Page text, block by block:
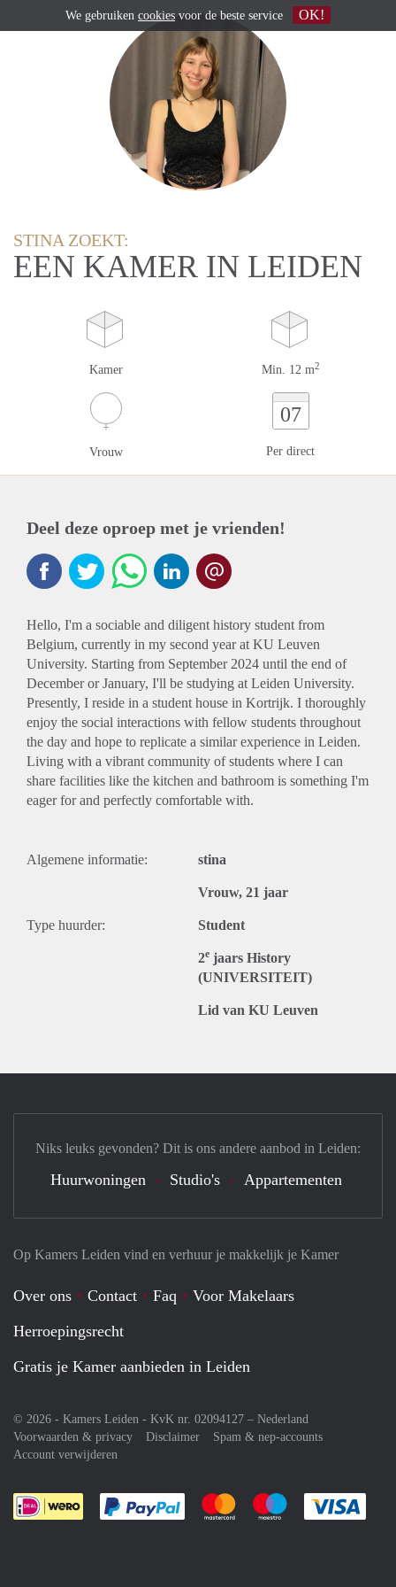
STINA ZOEKT:
EEN KAMER IN LEIDEN
Kamer Min. 12 m2
Vrouw
07
Per direct
Deel deze oproep met je vrienden!
Hello, I'm a sociable and diligent history student from
Belgium, currently in my second year at KU Leuven
University. Starting from September 2024 until the end of
December or January, I'll be studying at Leiden University.
Presently, I reside in a student house in Kortrijk. I thoroughly
enjoy the social interactions with fellow students throughout
the day and hope to replicate a similar experience in Leiden.
Living with a vibrant community of students where I can
share facilities like the kitchen and bathroom is something I'm
eager for and perfectly comfortable with.
Algemene informatie: stina
Vrouw, 21 jaar
Type huurder: Student
2e jaars History
(UNIVERSITEIT)
Lid van KU Leuven
Op Kamers Leiden vind en verhuur je makkelijk je Kamer
Over ons Contact Faq
Voor Makelaars
Herroepingsrecht
Gratis je Kamer aanbieden in Leiden
© 2026 - Kamers Leiden - KvK nr. 02094127 – Nederland
Voorwaarden & privacy
Disclaimer
Spam & nep-accounts
Account verwijderen
Je rekent gemakkelijk af met Paypal
Je rekent gemakkelijk af met
Je rekent
Niks leuks gevonden? Dit is ons andere aanbod in Leiden:
Huurwoningen Studio's Appartementen
We gebruiken cookies voor de beste service OK!